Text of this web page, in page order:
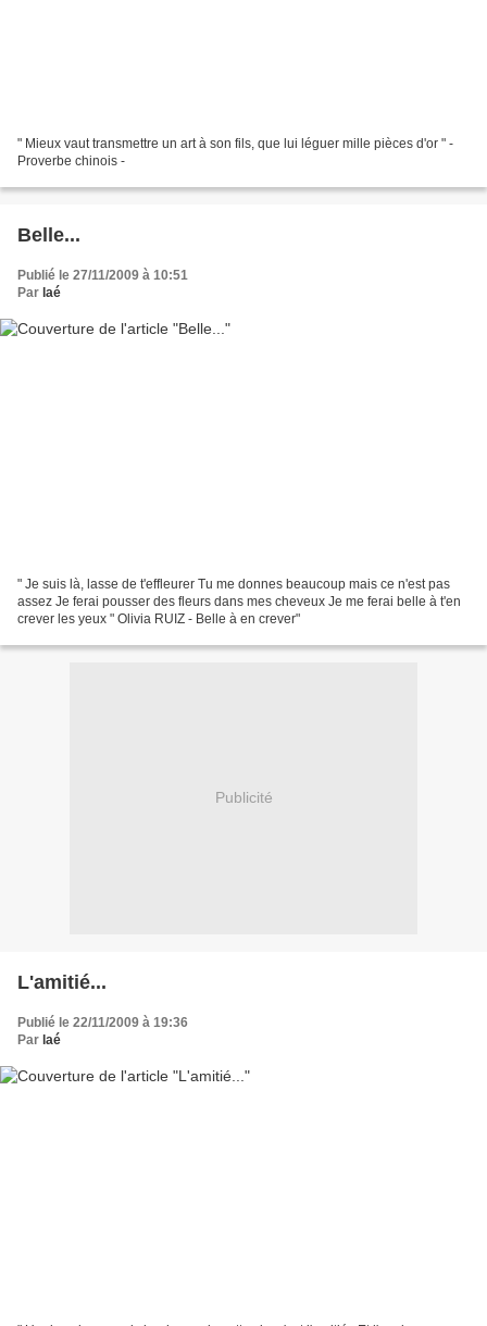
" Mieux vaut transmettre un art à son fils, que lui léguer mille pièces d'or " -
Proverbe chinois -
Belle...
Publié le 27/11/2009 à 10:51
Par laé
" Je suis là, lasse de t'effleurer Tu me donnes beaucoup mais ce n'est pas
assez Je ferai pousser des fleurs dans mes cheveux Je me ferai belle à t'en
crever les yeux " Olivia RUIZ - Belle à en crever"
Publicité
L'amitié...
Publié le 22/11/2009 à 19:36
Par laé